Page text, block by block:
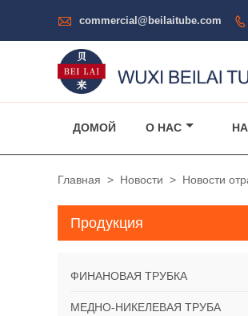
 commercial@beilaitube.com 
ДОМОЙ О НАС
Главная > Новости > Новости
Продукция
ФИНАНОВАЯ ТРУБКА
МЕДНО-НИКЕЛЕВАЯ ТРУБА